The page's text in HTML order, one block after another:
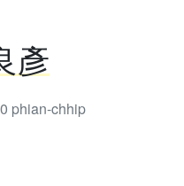
彥
phian-chhip